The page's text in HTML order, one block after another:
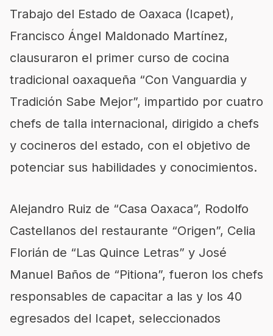
Trabajo del Estado de Oaxaca (Icapet),
Francisco Ángel Maldonado Martínez,
clausuraron el primer curso de cocina
tradicional oaxaqueña “Con Vanguardia y
Tradición Sabe Mejor”, impartido por cuatro
chefs de talla internacional, dirigido a chefs
y cocineros del estado, con el objetivo de
potenciar sus habilidades y conocimientos.
Alejandro Ruiz de “Casa Oaxaca”, Rodolfo
Castellanos del restaurante “Origen”, Celia
Florián de “Las Quince Letras” y José
Manuel Baños de “Pitiona”, fueron los chefs
responsables de capacitar a las y los 40
egresados del Icapet, seleccionados